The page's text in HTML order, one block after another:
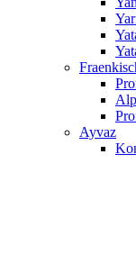
Ayvaz